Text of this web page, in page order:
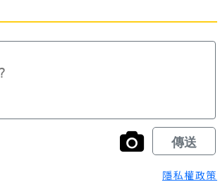
隱私權政策